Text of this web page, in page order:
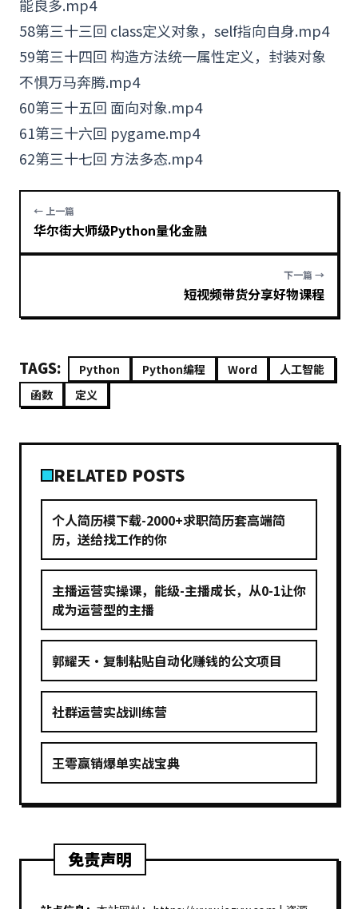
能良多.mp4
58第三十三回 class定义对象，self指向自身.mp4
59第三十四回 构造方法统一属性定义，封装对象
不惧万马奔腾.mp4
60第三十五回 面向对象.mp4
61第三十六回 pygame.mp4
62第三十七回 方法多态.mp4
← 上一篇
华尔街大师级Python量化金融
下一篇 →
短视频带货分享好物课程
TAGS: Python Python编程 Word
人工智能
函数
定义
RELATED POSTS
个人简历模下载-2000+求职简历套高端简
历，送给找工作的你
主播运营实操课，能级-主播成长，从0-1让你
成为运营型的主播
郭耀天·复制粘贴自动化赚钱的公文项目
社群运营实战训练营
王雩赢销爆单实战宝典
免责声明